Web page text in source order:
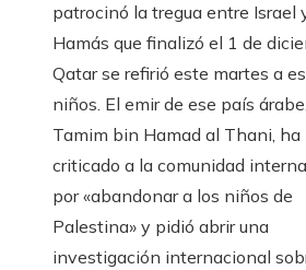
patrocinó la tregua entre Israel
Hamás que finalizó el 1 de
Qatar se refirió este martes a
niños. El emir de ese país árabe,
Tamim bin Hamad al Thani, ha
criticado a la comunidad
por «abandonar a los niños de
Palestina» y pidió abrir una
investigación internacional